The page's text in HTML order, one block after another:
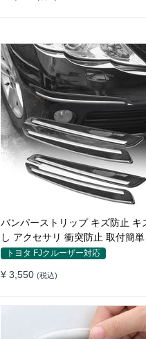
バンパーストリップ キズ防止 キ
し アクセサリ 衝突防止 取付簡単
フィルム
トヨタ FJクルーザー対応
¥ 3,550 (税込)